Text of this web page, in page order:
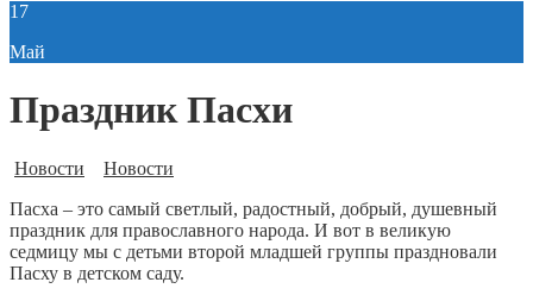
17
Май
Праздник Пасхи
Новости
Новости
Пасха – это самый светлый, радостный, добрый, душевный
праздник для православного народа. И вот в великую
седмицу мы с детьми второй младшей группы праздновали
Пасху в детском саду.